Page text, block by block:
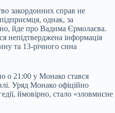
закордонних справ не
однак, за
йде про Вадима Єрмолаєва.
непідтверджена інформація
та 13-річного сина
о 21:00 у Монако стався
Уряд Монако офіційно
ймовірно, стало «зловмисне